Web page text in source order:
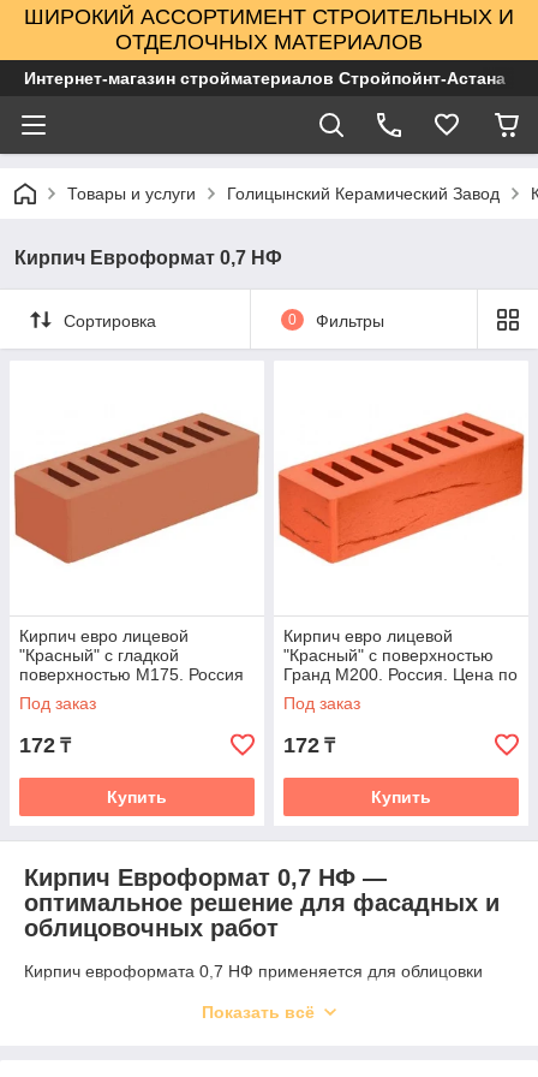
ШИРОКИЙ АССОРТИМЕНТ СТРОИТЕЛЬНЫХ И
ОТДЕЛОЧНЫХ МАТЕРИАЛОВ
Интернет-магазин стройматериалов Стройпойнт-Астана
Товары и услуги Голицынский Керамический Завод
Кирпич Евроформат 0,7 НФ
Сортировка 0 Фильтры
Кирпич евро лицевой
"Красный" с гладкой
поверхностью М175. Россия
Под заказ
172 ₸
Купить
Кирпич евро лицевой
"Красный" с поверхностью
Гранд М200. Россия. Цена по
запросу
Под заказ
172 ₸
Купить
Кирпич Евроформат 0,7 НФ —
оптимальное решение для фасадных и
облицовочных работ
Кирпич евроформата 0,7 НФ применяется для облицовки
объектов, где важны прочность, аккуратность и
Показать всё